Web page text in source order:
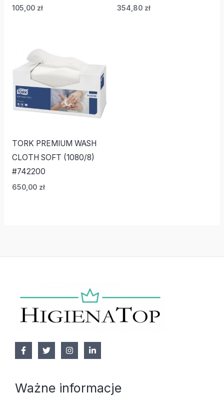
105,00 zł 354,80 zł
TORK PREMIUM WASH
CLOTH SOFT (1080/8)
#742200
650,00 zł
Ważne informacje